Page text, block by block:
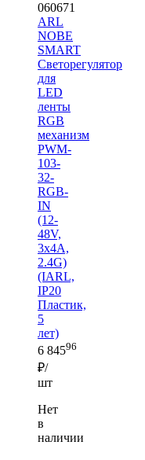
060671
ARL
NOBE
SMART
Светорегулятор
для
LED
ленты
RGB
механизм
PWM-
103-
32-
RGB-
IN
(12-
48V,
3x4A,
2.4G)
(IARL,
IP20
Пластик,
5
лет)
6 84596
₽/
шт
Нет
в
наличии